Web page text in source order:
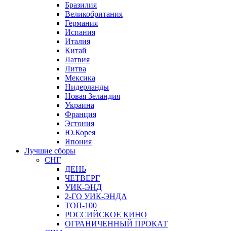
Бразилия
Великобритания
Германия
Испания
Италия
Китай
Латвия
Литва
Мексика
Нидерланды
Новая Зеландия
Украина
Франция
Эстония
Ю.Корея
Япония
Лучшие сборы
СНГ
ДЕНЬ
ЧЕТВЕРГ
УИК-ЭНД
2-ГО УИК-ЭНДА
ТОП-100
РОССИЙСКОЕ КИНО
ОГРАНИЧЕННЫЙ ПРОКАТ